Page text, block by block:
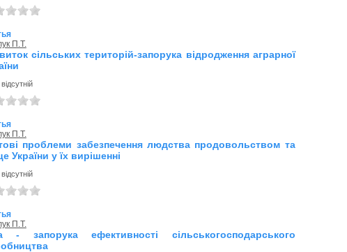
П.Т.
сільських територій-запорука відродження аграрної
П.Т.
проблеми забезпечення людства продовольством та
України у їх вирішенні
П.Т.
- запорука ефективності сільськогосподарського